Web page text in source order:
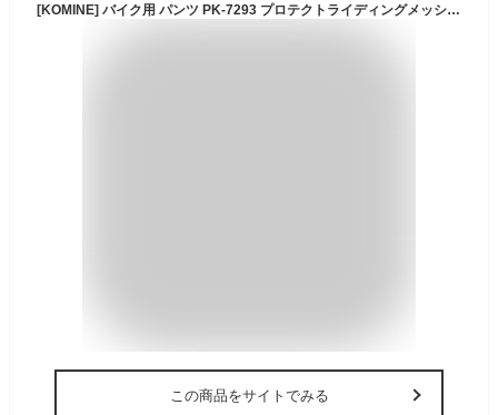
[KOMINE] バイク用 パンツ PK-7293 プロテクトライディングメッシュパンツ3D 07-7293 メンズ Black M
この商品をサイトでみる